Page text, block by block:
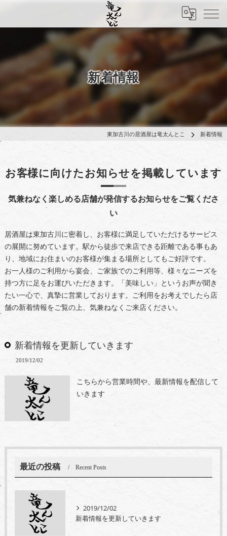
新着情報
東加古川の居酒屋は竜太んとこ 新着情報
お客様に向けたお知らせを掲載しています
気兼ねなく楽しめる店舗が発信するお知らせをご覧くださ
い
居酒屋は東加古川に密着し、お客様に満足していただけるサービス
の展開に努めています。駅から徒歩で来店できる距離である事もあ
り、地域にお住まいのお客様が集まる場所としてもご好評です。
お一人様のご利用から宴会、ご家族でのご利用等、様々なニーズを
持つ方に足をお運びいただきます。「美味しい」というお声が聞き
たい一心で、真摯に営業しております。ご利用をお考えでしたら店
舗の新着情報をご覧の上、気兼ねなくご来店ください。
新着情報を更新していきます
2019/12/02
こちらから営業時間や、最新情報を配信して
いきます
最近の投稿 Recent Posts
2019/12/02
新着情報を更新していきます